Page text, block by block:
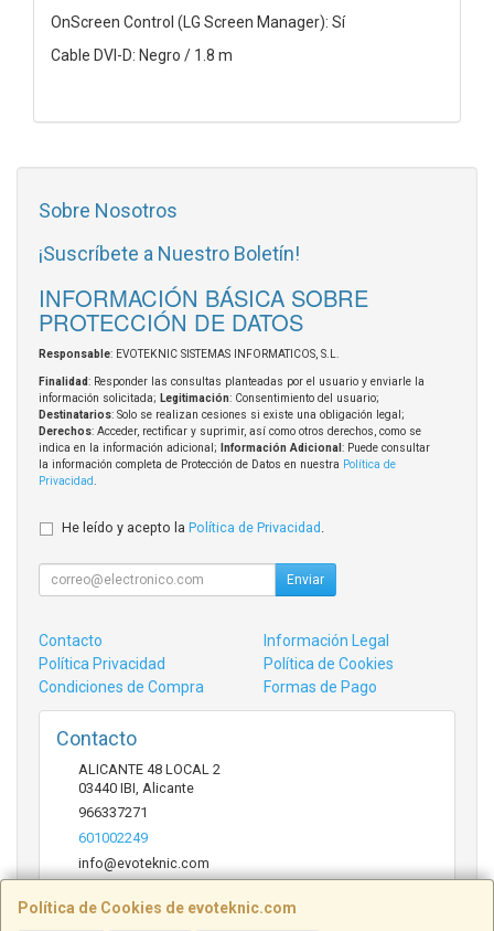
OnScreen Control (LG Screen Manager): Sí
Cable DVI-D: Negro / 1.8 m
Política de Cookies de evoteknic.com
Sobre Nosotros
¡Suscríbete a Nuestro Boletín!
INFORMACIÓN BÁSICA SOBRE
PROTECCIÓN DE DATOS
Responsable: EVOTEKNIC SISTEMAS INFORMATICOS, S.L.
Finalidad: Responder las consultas planteadas por el usuario y enviarle la
información solicitada; Legitimación: Consentimiento del usuario;
Destinatarios: Solo se realizan cesiones si existe una obligación legal;
Derechos: Acceder, rectificar y suprimir, así como otros derechos, como se
indica en la información adicional;
Información Adicional : Puede consultar
la información completa de Protección de Datos en nuestra Política de
Privacidad
He leído y acepto la Política de Privacidad
Enviar
Contacto
Información Legal
Política Privacidad
Política de Cookies
Condiciones de Compra
Formas de Pago
Contacto
ALICANTE 48 LOCAL 2
03440 IBI Alicante
966337271
601002249
info@evoteknic.com